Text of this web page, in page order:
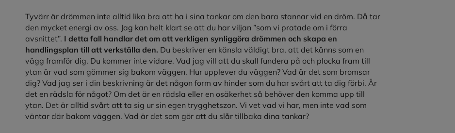
Tyvärr är drömmen inte alltid lika bra att ha i sina tankar om den bara stannar vid en dröm. Då tar
den mycket energi av oss. Jag kan helt klart se att du har viljan ”som vi pratade om i förra
avsnittet”. I detta fall handlar det om att verkligen synliggöra drömmen och skapa en
handlingsplan till att verkställa den. Du beskriver en känsla väldigt bra, att det känns som en
vägg framför dig. Du kommer inte vidare. Vad jag vill att du skall fundera på och plocka fram till
ytan är vad som gömmer sig bakom väggen. Hur upplever du väggen? Vad är det som bromsar
dig? Vad jag ser i din beskrivning är det någon form av hinder som du har svårt att ta dig förbi. Är
det en rädsla för något? Om det är en rädsla eller en osäkerhet så behöver den komma upp till
ytan. Det är alltid svårt att ta sig ur sin egen trygghetszon. Vi vet vad vi har, men inte vad som
väntar där bakom väggen. Vad är det som gör att du slår tillbaka dina tankar?